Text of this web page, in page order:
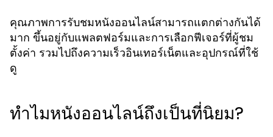
คุณภาพการรับชมหนังออนไลน์สามารถแตกต่างกันได้
มาก ขึ้นอยู่กับแพลตฟอร์มและการเลือกฟีเจอร์ที่ผู้ชม
ตั้งค่า รวมไปถึงความเร็วอินเทอร์เน็ตและอุปกรณ์ที่ใช้
ดู
ทำไมหนังออนไลน์ถึงเป็นที่นิยม?